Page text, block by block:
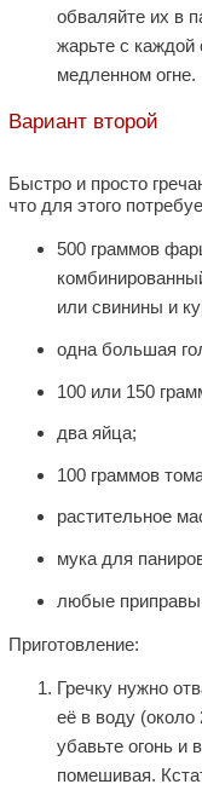
обваляйте их в
жарьте с каждой
медленном огне.
Вариант второй
Быстро и просто
что для этого
500 граммов
или свинины и
одна большая
100 или 150
два яйца;
100 граммов
растительное
мука для
любые приправы
Приготовление:
Гречку нужно
её в воду (около
убавьте огонь и
помешивая.